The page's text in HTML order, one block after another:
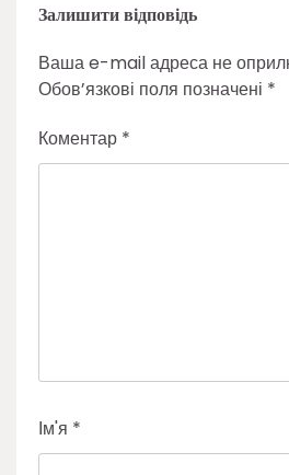
Залишити відповідь
Ваша e-mail адреса не
Обов’язкові поля позначені *
Коментар *
Ім'я *